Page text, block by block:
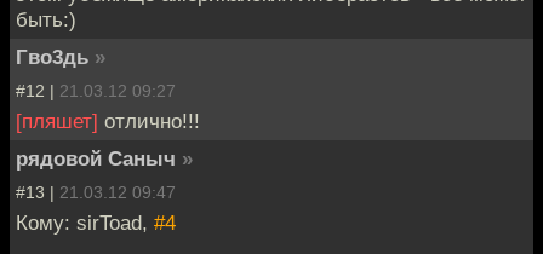
быть:)
Гво3дь »
#12 | 21.03.12 09:27
[пляшет] отлично!!!
рядовой Саныч »
#13 | 21.03.12 09:47
Кому: sirToad, #4